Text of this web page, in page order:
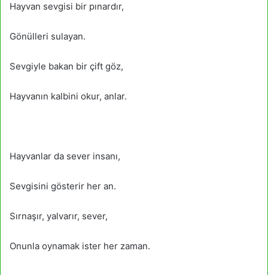
Hayvan sevgisi bir pınardır,
Gönülleri sulayan.
Sevgiyle bakan bir çift göz,
Hayvanın kalbini okur, anlar.
Hayvanlar da sever insanı,
Sevgisini gösterir her an.
Sırnaşır, yalvarır, sever,
Onunla oynamak ister her zaman.